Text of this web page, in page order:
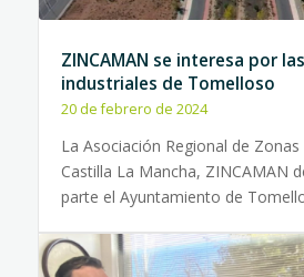
ZINCAMAN se interesa por
industriales de Tomelloso
20 de febrero de 2024
La Asociación Regional de
Castilla La Mancha, ZINCAMAN
parte el Ayuntamiento de